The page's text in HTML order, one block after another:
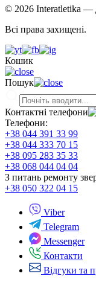
© 2026 Interatletika —
Всі права захищені.
Кошик
Пошук
Контактні телефони
Телефони:
+38 044 391 33 99
+38 044 333 70 15
+38 095 283 35 33
+38 068 044 04 04
З питань ремонту
+38 050 322 04 15
Viber
Telegram
Messenger
Контакти
Відгуки та